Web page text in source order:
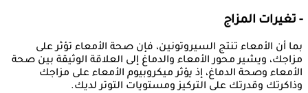
- تغيرات المزاج
بما أن الأمعاء تنتج السيروتونين، فإن صحة الأمعاء تؤثر على
مزاجك، ويشير محور الأمعاء والدماغ إلى العلاقة الوثيقة بين صحة
الأمعاء وصحة الدماغ، إذ يؤثر ميكروبيوم الأمعاء على مزاجك
وذاكرتك وقدرتك على التركيز ومستويات التوتر لديك.